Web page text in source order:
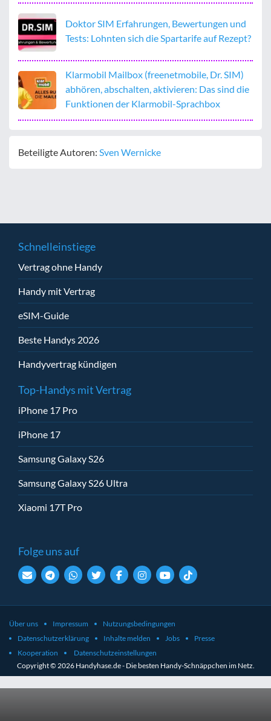
Doktor SIM Erfahrungen, Bewertungen und
Tests: Lohnten sich die Spartarife auf Rezept?
Klarmobil Mailbox (freenetmobile, Dr. SIM)
abhören, abschalten, aktivieren: Das sind die
Funktionen der Klarmobil-Sprachbox
Beteiligte Autoren: Sven Wernicke
Schnelleinstiege
Vertrag ohne Handy
Handy mit Vertrag
eSIM-Guide
Beste Handys 2026
Handyvertrag kündigen
Top-Handys mit Vertrag
iPhone 17 Pro
iPhone 17
Samsung Galaxy S26
Samsung Galaxy S26 Ultra
Xiaomi 17T Pro
Folge uns auf
Über uns Impressum
Nutzungsbedingungen
Datenschutzerklärung
Inhalte melden Jobs
Presse
Kooperation
Datenschutzeinstellungen
Copyright © 2026 Handyhase.de - Die besten Handy-Schnäppchen im Netz.